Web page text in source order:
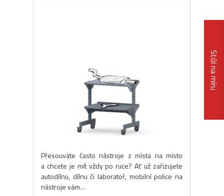
Stůl na míru
Přesouváte často nástroje z místa na místo
a chcete je mít vždy po ruce? Ať už zařizujete
autodílnu, dílnu či laboratoř, mobilní police na
nástroje vám…